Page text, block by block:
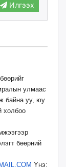
Илгээх
улмаас
байна уу, юу
холбоо
бөөрний
Yнэ: